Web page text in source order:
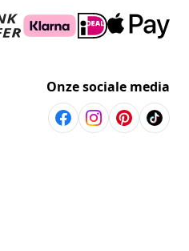
Onze sociale media